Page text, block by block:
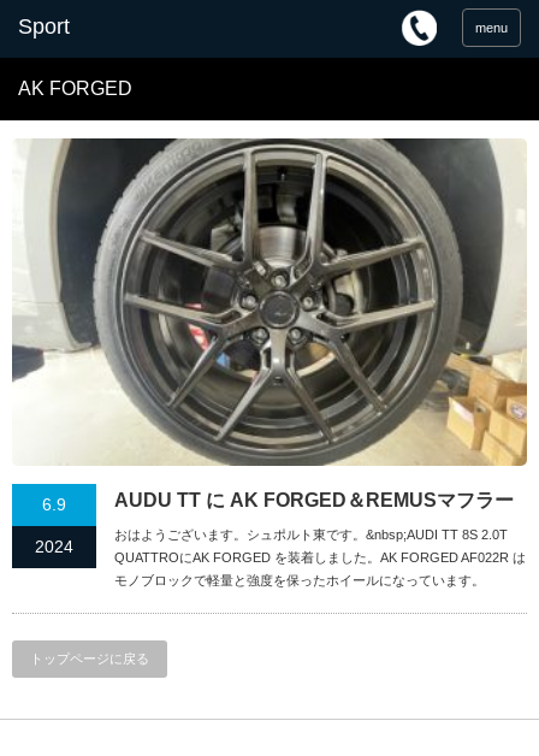
menu
AK FORGED
6.9
2024
AUDU TT に AK FORGED＆REMUSマフラー
おはようございます。シュポルト東です。&nbsp;AUDI TT 8S 2.0T
QUATTROにAK FORGED を装着しました。AK FORGED AF022R は
モノブロックで軽量と強度を保ったホイールになっています。
トップページに戻る